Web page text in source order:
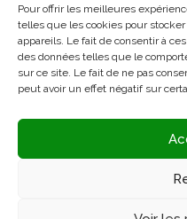
Pour offrir les meilleures
telles que les cookies pour
appareils. Le fait de consentir à
des données telles que le
sur ce site. Le fait de ne pas
peut avoir un effet négatif sur
dans
un
nouvel
onglet
Apprendre Le Coran